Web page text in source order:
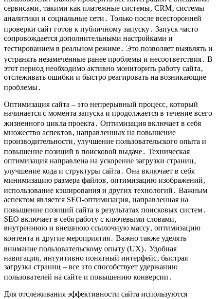
сервисами‚ такими как платежные системы‚ CRM‚ системы
аналитики и социальные сети․ Только после всесторонней
проверки сайт готов к публичному запуску․ Запуск часто
сопровождается дополнительными настройками и
тестированием в реальном режиме․ Это позволяет выявлять и
устранять незамеченные ранее проблемы и несоответствия․ В
этот период необходимо активно мониторить работу сайта‚
отслеживать ошибки и быстро реагировать на возникающие
проблемы․
Оптимизация сайта – это непрерывный процесс‚ который
начинается с момента запуска и продолжается в течение всего
жизненного цикла проекта․ Оптимизация включает в себя
множество аспектов‚ направленных на повышение
производительности‚ улучшение пользовательского опыта и
повышение позиций в поисковой выдаче․ Техническая
оптимизация направлена на ускорение загрузки страниц‚
улучшение кода и структуры сайта․ Она включает в себя
минимизацию размера файлов‚ оптимизацию изображений‚
использование кэширования и других технологий․ Важным
аспектом является SEO-оптимизация‚ направленная на
повышение позиций сайта в результатах поисковых систем․
SEO включает в себя работу с ключевыми словами‚
внутреннюю и внешнюю ссылочную массу‚ оптимизацию
контента и другие мероприятия․ Важно также уделять
внимание пользовательскому опыту (UX)․ Удобная
навигация‚ интуитивно понятный интерфейс‚ быстрая
загрузка страниц – все это способствует удержанию
пользователей на сайте и повышению конверсии․
Для отслеживания эффективности сайта используются